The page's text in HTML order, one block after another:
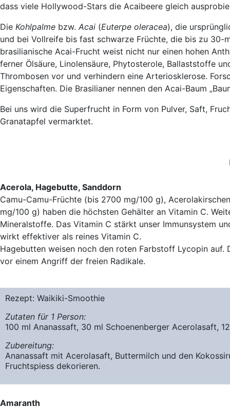
dass viele Hollywood-Stars die Acaibeere gleich
Die Kohlpalme bzw. Acai (Euterpe oleracea), die
und bei Vollreife bis fast schwarze Früchte, die bis zu 30-
brasilianische Acai-Frucht weist nicht nur einen hohen
ferner Ölsäure, Linolensäure, Phytosterole, Ballaststoffe
Thrombosen vor und verhindern eine Arteriosklerose.
Eigenschaften. Die Brasilianer nennen den Acai-Baum
Bei uns wird die Superfrucht in Form von Pulver, Saft,
Granatapfel vermarktet.
Acerola, Hagebutte, Sanddorn
Camu-Camu-Früchte (bis 2700 mg/100 g),
mg/100 g) haben die höchsten Gehälter an Vitamin C.
Mineralstoffe. Das Vitamin C stärkt unser Immunsystem
wirkt effektiver als reines Vitamin C.
Hagebutten weisen noch den roten Farbstoff Lycopin
vor einem Angriff der freien Radikale.
Rezept: Waikiki-Smoothie
Zutaten für 1 Person:
100 ml Ananassaft, 30 ml Schoenenberger Acerolasaft,
Zubereitung:
Ananassaft mit Acerolasaft, Buttermilch und den
Fruchtspiess dekorieren.
Amaranth